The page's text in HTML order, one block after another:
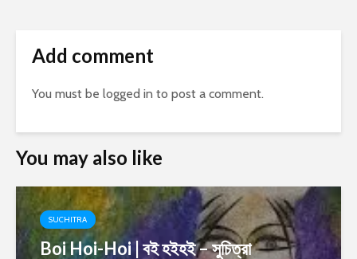
Add comment
You must be logged in to post a comment.
You may also like
SUCHITRA
Boi Hoi-Hoi | বই হইহই – সুচিত্রা